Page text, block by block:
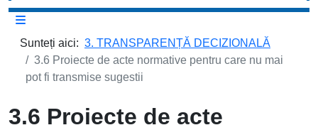
Sunteți aici: 3. TRANSPARENȚĂ DECIZIONALĂ
3.6 Proiecte de acte normative pentru care nu mai
pot fi transmise sugestii
3.6 Proiecte de acte